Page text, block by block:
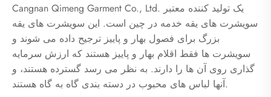
Cangnan Qimeng Garment Co., Ltd. یک تولید کننده معتبر
سویشرت های یقه خدمه در چین است. این سویشرت های یقه
بزرگ برای فصول بهار و پاییز ترجیح داده می شوند و
سویشرت ها فقط اقلام بهار و پاییز هستند که ارزش سرمایه
گذاری روی آن ها را دارند. به نظر می رسد گسترده هستند، و
آنها لباس های محبوب در دسته بندی گاه به گاه هستند.